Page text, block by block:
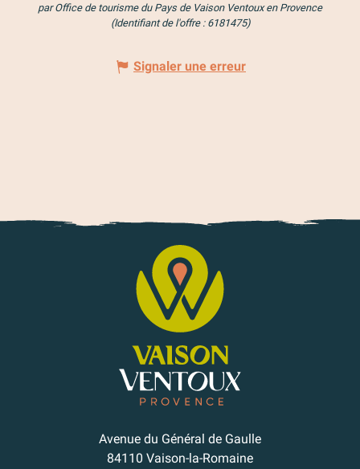
par Office de tourisme du Pays de Vaison Ventoux en Provence
(Identifiant de l'offre : 6181475)
Signaler une erreur
Avenue du Général de Gaulle
84110 Vaison-la-Romaine